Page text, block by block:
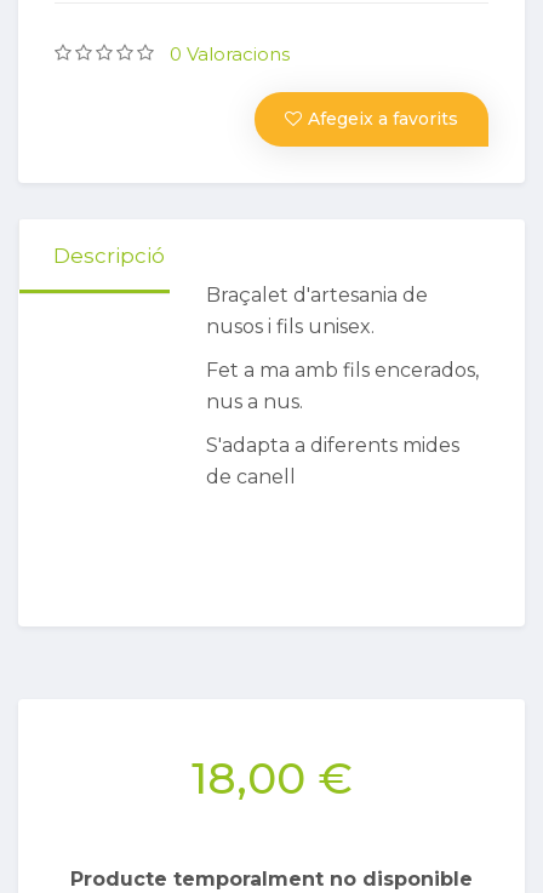
0 Valoracions
Afegeix a favorits
Descripció
Braçalet d'artesania de
nusos i fils unisex.
Fet a ma amb fils encerados,
nus a nus.
S'adapta a diferents mides
de canell
18,00 €
Producte temporalment no disponible